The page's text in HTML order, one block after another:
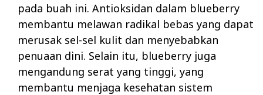
pada buah ini. Antioksidan dalam blueberry
membantu melawan radikal bebas yang dapat
merusak sel-sel kulit dan menyebabkan
penuaan dini. Selain itu, blueberry juga
mengandung serat yang tinggi, yang
membantu menjaga kesehatan sistem